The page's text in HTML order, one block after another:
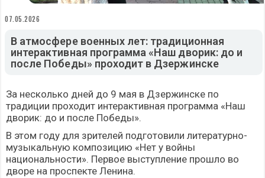
07.05.2026
В атмосфере военных лет: традиционная
интерактивная программа «Наш дворик: до и
после Победы» проходит в Дзержинске
За несколько дней до 9 мая в Дзержинске по
традиции проходит интерактивная программа «Наш
дворик: до и после Победы».
В этом году для зрителей подготовили литературно-
музыкальную композицию «Нет у войны
национальности». Первое выступление прошло во
дворе на проспекте Ленина.